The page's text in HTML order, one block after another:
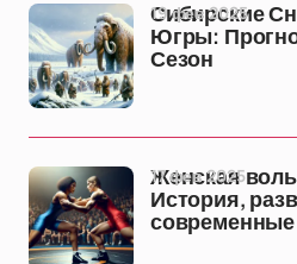
Сибирские
Югры:
Сезон
19 фев 2025
Женская
История,
17 фев 2025